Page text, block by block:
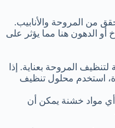
من المروحة والأنابيب.
أو الدهون هنا مما يؤثر على
المروحة بعناية. إذا
استخدم محلول تنظيف
مواد خشنة يمكن أن